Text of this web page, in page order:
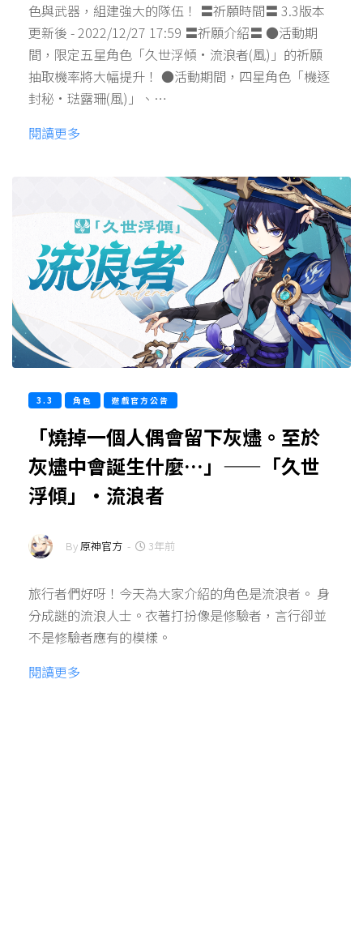
色與武器，組建強大的隊伍！ 〓祈願時間〓 3.3版本
更新後 - 2022/12/27 17:59 〓祈願介紹〓 ●活動期
間，限定五星角色「久世浮傾·流浪者(風)」的祈願
抽取機率將大幅提升！ ●活動期間，四星角色「機逐
封秘·琺露珊(風)」、…
閱讀更多
3.3 角色 遊戲官方公告
「燒掉一個人偶會留下灰燼。至於
灰燼中會誕生什麼…」——「久世
浮傾」·流浪者
By 原神官方 - 3年前
旅行者們好呀！今天為大家介紹的角色是流浪者。 身
分成謎的流浪人士。衣著打扮像是修驗者，言行卻並
不是修驗者應有的模樣。
閱讀更多